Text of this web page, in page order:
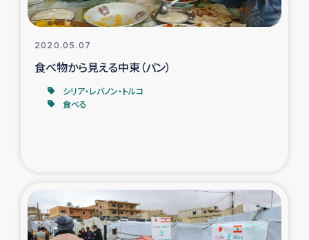
トルコにおけるシリア難民支援事業
インドネシア中部 スラウェシの地震・津波被災者支援
スリランカ ムライティブ県帰還民の生活再建支援
スリランカ南部洪水被災者支援
2020.05.07
食べ物から見える中東（パン）
シリア・レバノン・トルコ
食べる